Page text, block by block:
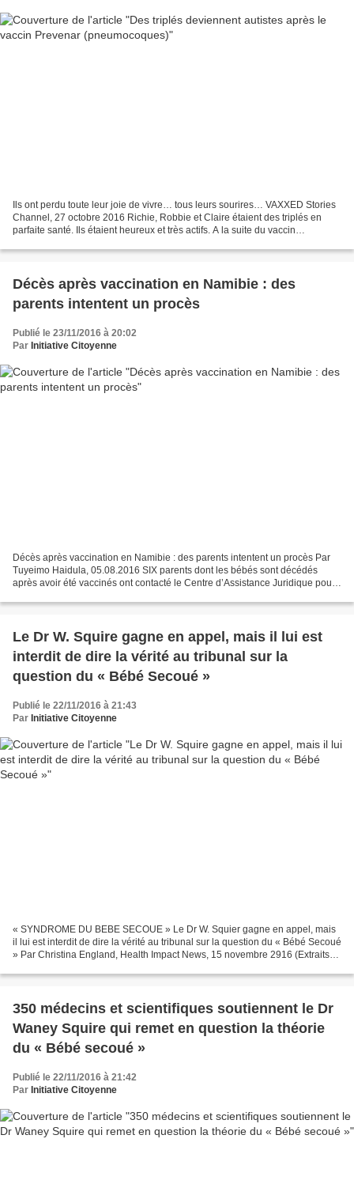
Ils ont perdu toute leur joie de vivre… tous leurs sourires… VAXXED Stories
Channel, 27 octobre 2016 Richie, Robbie et Claire étaient des triplés en
parfaite santé. Ils étaient heureux et très actifs. A la suite du vaccin
Décès après vaccination en Namibie : des
parents intentent un procès
Publié le 23/11/2016 à 20:02
Par Initiative Citoyenne
Décès après vaccination en Namibie : des parents intentent un procès Par
Tuyeimo Haidula, 05.08.2016 SIX parents dont les bébés sont décédés
après avoir été vaccinés ont contacté le Centre d’Assistance Juridique pour
Le Dr W. Squire gagne en appel, mais il lui est
interdit de dire la vérité au tribunal sur la
question du « Bébé Secoué »
Publié le 22/11/2016 à 21:43
Par Initiative Citoyenne
« SYNDROME DU BEBE SECOUE » Le Dr W. Squier gagne en appel, mais
il lui est interdit de dire la vérité au tribunal sur la question du « Bébé Secoué
» Par Christina England, Health Impact News, 15 novembre 2916 (Extraits) «
350 médecins et scientifiques soutiennent le Dr
Waney Squire qui remet en question la théorie
du « Bébé secoué »
Publié le 22/11/2016 à 21:42
Par Initiative Citoyenne